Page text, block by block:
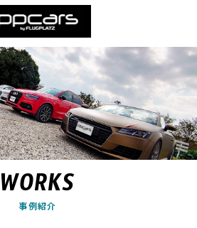
WORKS
事例紹介